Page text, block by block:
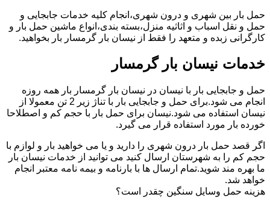
حمل بار بین شهری و درون شهری،انجام کلیه خدمات جابجایی و
حمل و نقل اسباب و اثاثیه منزل،بسته بندی،انواع ماشین حمل بار و
کارگرانی زبده و متعهد را فقط از نیسان بار گرمسار بار بخواهید.
خدمات نیسان بار گرمسار
حمل و جابجایی بار با نیسان در نیسان بار گرمسار بار همه روزه
انجام می شود.برای حمل و جابجایی بار با تناژ زیر 2 تن معمولا از
نیسان استفاده می شود.نیسان برای حمل بار با حجم کم و اصطلاحا
خورده بار مورد استفاده قرار می گیرد.
اگر قصد حمل بار درون شهری را دارید و یا می خواهید بار و لوازم با
حجم کم را به شهرستان ارسال کنید می توانید از خدمات نیسان بار
ما بهره مند شوید.تمام ارسال ها با بارنامه و بیمه نامه معتبر انجام
خواهد شد.
هزینه حمل وسایل سنگین چقدر است؟